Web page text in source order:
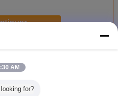
de vibration
AM
for?